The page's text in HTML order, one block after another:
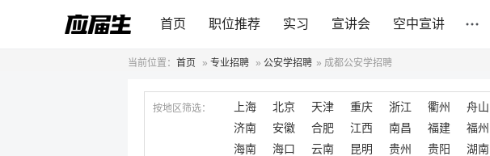
首页 职位推荐 实习 宣讲会 空中宣讲
当前位置： 首页 » 专业招聘 » 公安学招聘 » 成都公安学招聘
按地区筛选： 上海 北京 天津 重庆 浙江 衢州 舟山
济南
安徽 合肥 江西 南昌 福建 福州
海南
海口 云南 昆明 贵州 贵阳 湖南